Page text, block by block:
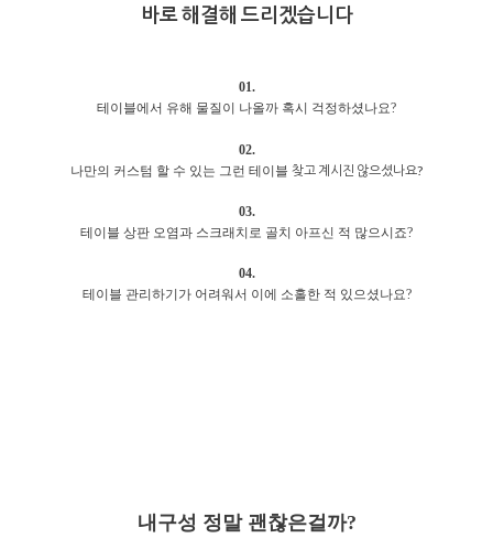
바로 해결해 드리겠습니다
01.
테이블에서 유해 물질이 나올까 혹시 걱정하셨나요?
02.
나만의 커스텀 할 수 있는 그런 테이블 찾고 계시진 않으셨나요?
03.
테이블 상판 오염과 스크래치로 골치 아프신 적 많으시죠?
04.
테이블 관리하기가 어려워서 이에 소홀한 적 있으셨나요?
내구성 정말 괜찮은걸까?